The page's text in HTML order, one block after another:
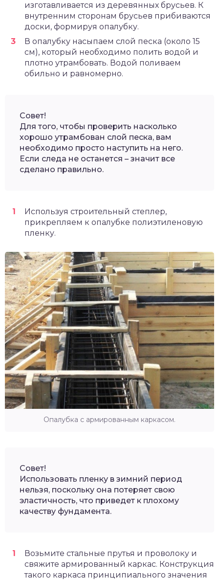
изготавливается из деревянных брусьев. К
внутренним сторонам брусьев прибиваются
доски, формируя опалубку.
В опалубку насыпаем слой песка (около 15
см), который необходимо полить водой и
плотно утрамбовать. Водой поливаем
обильно и равномерно.
Совет!
Для того, чтобы проверить насколько
хорошо утрамбован слой песка, вам
необходимо просто наступить на него.
Если следа не останется – значит все
сделано правильно.
Используя строительный степлер,
прикрепляем к опалубке полиэтиленовую
пленку.
Опалубка с армированным каркасом.
Совет!
Использовать пленку в зимний период
нельзя, поскольку она потеряет свою
эластичность, что приведет к плохому
качеству фундамента.
Возьмите стальные прутья и проволоку и
свяжите армированный каркас. Конструкция
такого каркаса принципиального значения